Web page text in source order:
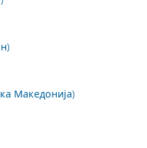
Македонија)